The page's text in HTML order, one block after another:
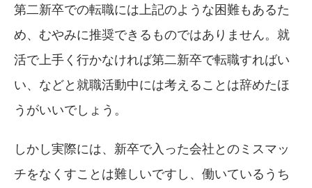
第二新卒での転職には上記のような困難もあるた
め、むやみに推奨できるものではありません。就
活で上手く行かなければ第二新卒で転職すればい
い、などと就職活動中には考えることは辞めたほ
うがいいでしょう。
しかし実際には、新卒で入った会社とのミスマッ
チをなくすことは難しいですし、働いているうち